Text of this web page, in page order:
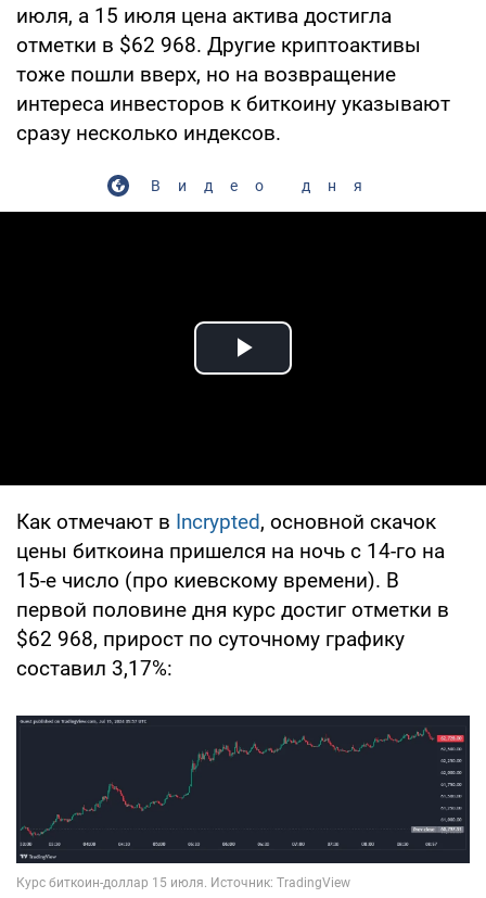
июля, а 15 июля цена актива достигла
отметки в $62 968. Другие криптоактивы
тоже пошли вверх, но на возвращение
интереса инвесторов к биткоину указывают
сразу несколько индексов.
Видео дня
Play Video
Как отмечают в Incrypted, основной скачок
цены биткоина пришелся на ночь с 14-го на
15-е число (про киевскому времени). В
первой половине дня курс достиг отметки в
$62 968, прирост по суточному графику
составил 3,17%: